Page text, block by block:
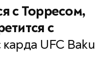
с Торресом,
с
UFC Baku